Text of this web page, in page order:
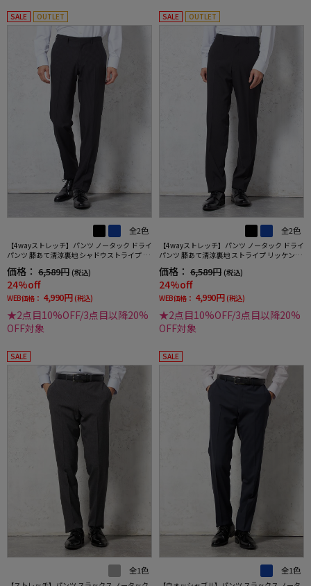
SALE OUTLET
全2色
【4wayストレッチ】パンツ ノータック ドライ
パンツ 膝あて清涼裏地 シャドウストライプ ne
ro 春夏【スリムデザイン】
価格： 6,589円 (税込)
24%off
WEB価格： 4,990円 (税込)
★2点目10%OFF/3点目以降20%
OFF対象
SALE OUTLET
全2色
【4wayストレッチ】パンツ ノータック ドライ
パンツ 膝あて清涼裏地 ストライプ リッケンバ
ッカー 春夏
価格： 6,589円 (税込)
24%off
WEB価格： 4,990円 (税込)
★2点目10%OFF/3点目以降20%
OFF対象
SALE
全1色
SALE
全1色